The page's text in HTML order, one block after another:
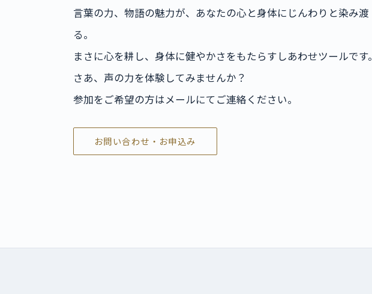
言葉の力、物語の魅力が、あなたの心と身体にじんわりと染み渡
る。
まさに心を耕し、身体に健やかさをもたらすしあわせツールです。
さあ、声の力を体験してみませんか？
参加をご希望の方はメールにてご連絡ください。
お問い合わせ・お申込み